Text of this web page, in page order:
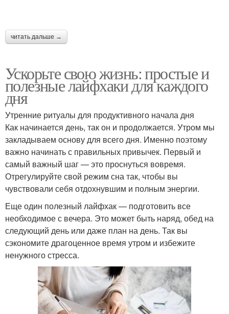
читать дальше →
Ускорьте свою жизнь: простые и
полезные лайфхаки для каждого
дня
Утренние ритуалы для продуктивного начала дня
Как начинается день, так он и продолжается. Утром мы
закладываем основу для всего дня. Именно поэтому
важно начинать с правильных привычек. Первый и
самый важный шаг — это проснуться вовремя.
Отрегулируйте свой режим сна так, чтобы вы
чувствовали себя отдохнувшим и полным энергии.
Еще один полезный лайфхак — подготовить все
необходимое с вечера. Это может быть наряд, обед на
следующий день или даже план на день. Так вы
сэкономите драгоценное время утром и избежите
ненужного стресса.